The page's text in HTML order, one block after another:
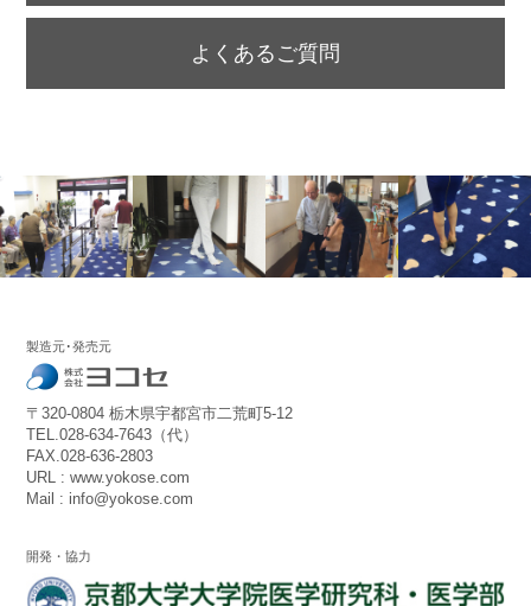
よくあるご質問
製造元･発売元
〒320-0804 栃木県宇都宮市二荒町5-12
TEL.028-634-7643（代）
FAX.028-636-2803
URL : www.yokose.com
Mail : info@yokose.com
開発・協力